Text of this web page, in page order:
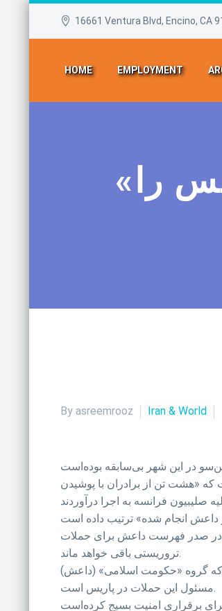
16661 Ventura Blvd, Encino, CA
HOME EMPLOYMENT
«حکومت اسلامی» مسئولیت حملات پاریس را
By asreemrooz Iran & World
«هشت تن از برادران با پوشیدن
در صدر فهرست داعش برای حملات
تروریستی باقی خواهد ماند.
که گروه «حکومت اسلامی» (داعش)
مسئول این حملات در پاریس است.